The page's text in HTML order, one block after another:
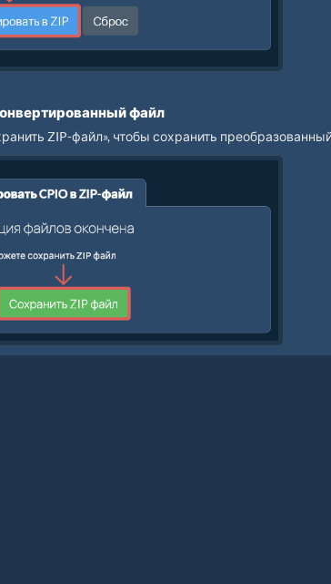
файл
ZIP-файл», чтобы сохранить